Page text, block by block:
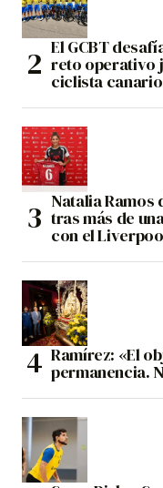
El GCBT
reto operativo
ciclista canario
Natalia Ramos
tras más de
con el
Ramírez: «El
permanencia.